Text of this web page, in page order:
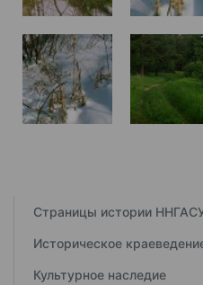
Страницы истории
Историческое
Культурное наследие